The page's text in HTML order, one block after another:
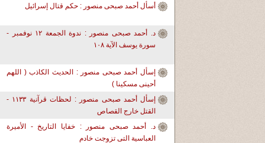
أسأل أحمد صبحى منصور : حكم قتال إسرائيل
د. أحمد صبحى منصور : ندوة الجمعة ١٢ نوفمبر -
سورة يوسف الآية ١٠٨
إسأل أحمد صبحى منصور : الحديث الكاذب ( اللهم
أحينى مسكينا )
إسأل أحمد صبحى منصور : لحظات قرآنية ١١٣٣ -
القتل خارج القصاص
د. أحمد صبحى منصور : خفايا التاريخ - الأميرة
العباسية التى تزوجت خادم